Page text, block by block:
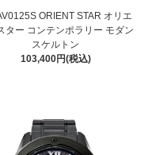
ORIENT STAR オリエ
ター コンテンポラリー モダン
スケルトン
103,400円(税込)